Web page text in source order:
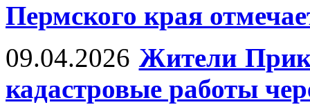
Пермского края
09.04.2026 Жители
кадастровые работы